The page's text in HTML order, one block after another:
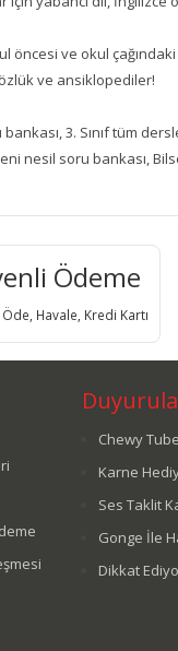
öncesi ve okul
ve ansiklopediler!
3. Sınıf tüm
nesil soru bankası,
Ödeme
Öde, Havale, Kredi Kartı
Chewy
Karne
Ses Taklit
Gonge İle
Dikkat